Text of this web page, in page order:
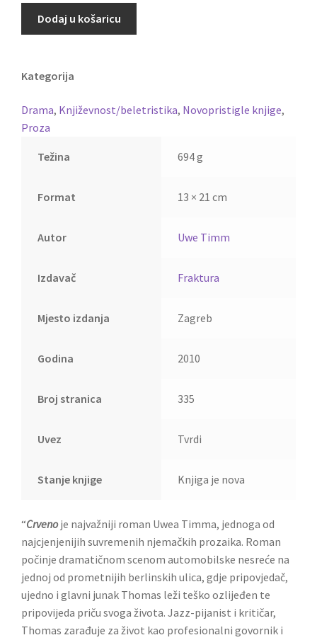
Dodaj u košaricu
Kategorija
Drama, Književnost/beletristika, Novopristigle knjige,
Proza
Težina 694 g
Format 13 × 21 cm
Autor Uwe Timm
Izdavač Fraktura
Mjesto izdanja Zagreb
Godina 2010
Broj stranica 335
Uvez Tvrdi
Stanje knjige Knjiga je nova
“Crveno je najvažniji roman Uwea Timma, jednoga od
najcjenjenijih suvremenih njemačkih prozaika. Roman
počinje dramatičnom scenom automobilske nesreće na
jednoj od prometnijih berlinskih ulica, gdje pripovjedač,
ujedno i glavni junak Thomas leži teško ozlijeđen te
pripovijeda priču svoga života. Jazz-pijanist i kritičar,
Thomas zarađuje za život kao profesionalni govornik i